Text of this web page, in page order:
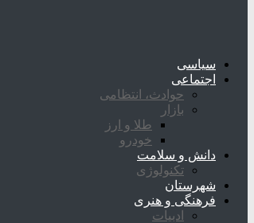
سیاسی
اجتماعی
حوادث، انتظامی
بازار
طلا و ارز
خودرو
دانش و سلامت
تکنولوژی
شهرستان
فرهنگی و هنری
ادبیات